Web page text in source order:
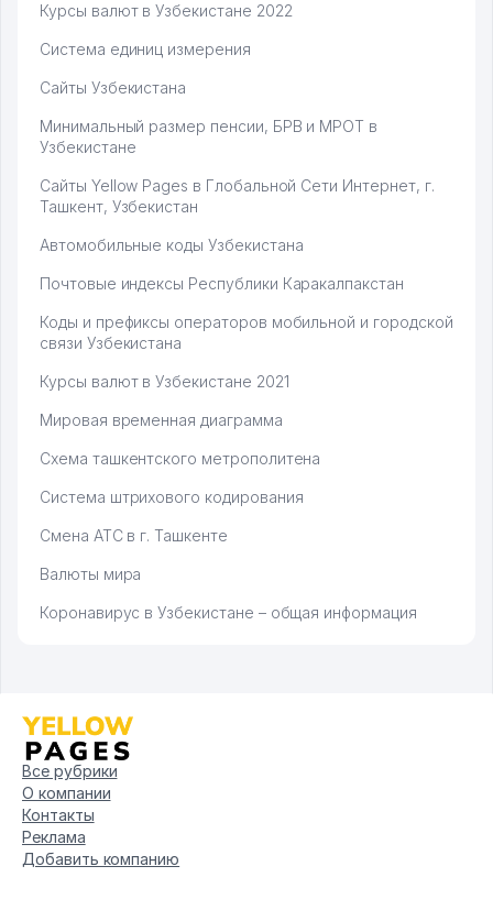
Курсы валют в Узбекистане 2022
Система единиц измерения
Сайты Узбекистана
Минимальный размер пенсии, БРВ и МРОТ в
Узбекистане
Сайты Yellow Pages в Глобальной Сети Интернет, г.
Ташкент, Узбекистан
Автомобильные коды Узбекистана
Почтовые индексы Республики Каракалпакстан
Коды и префиксы операторов мобильной и городской
связи Узбекистана
Курсы валют в Узбекистане 2021
Мировая временная диаграмма
Схема ташкентского метрополитена
Система штрихового кодирования
Смена АТС в г. Ташкенте
Валюты мира
Коронавирус в Узбекистане – общая информация
Все рубрики
О компании
Контакты
Реклама
Добавить компанию